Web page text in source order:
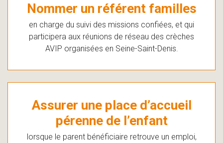
Nommer un référent familles
en charge du suivi des missions confiées, et qui
participera aux réunions de réseau des crèches
AVIP organisées en Seine-Saint-Denis.
Assurer une place d’accueil
pérenne de l’enfant
lorsque le parent bénéficiaire retrouve un emploi,